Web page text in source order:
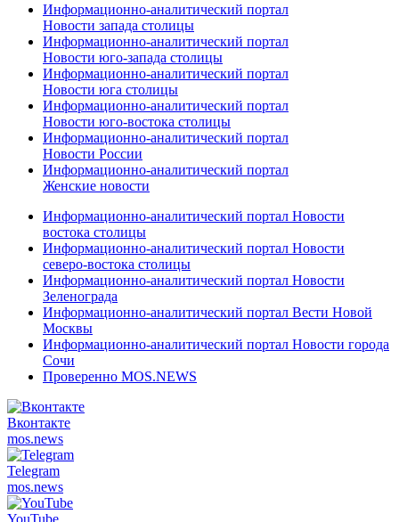
Информационно-аналитический портал
Новости запада столицы
Информационно-аналитический портал
Новости юго-запада столицы
Информационно-аналитический портал
Новости юга столицы
Информационно-аналитический портал
Новости юго-востока столицы
Информационно-аналитический портал
Новости России
Информационно-аналитический портал
Женские новости
Информационно-аналитический портал Новости
востока столицы
Информационно-аналитический портал Новости
северо-востока столицы
Информационно-аналитический портал Новости
Зеленограда
Информационно-аналитический портал Вести Новой
Москвы
Информационно-аналитический портал Новости города
Сочи
Проверенно MOS.NEWS
Вконтакте
mos.news
Telegram
mos.news
YouTube